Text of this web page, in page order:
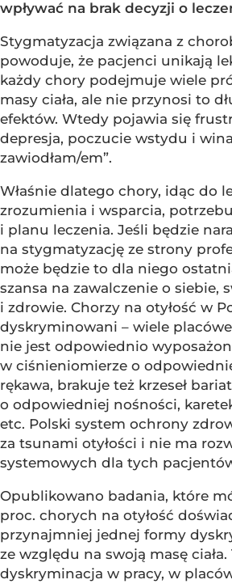
wpływać na brak decyzji o
Stygmatyzacja związana z
powoduje, że pacjenci unikają
każdy chory podejmuje wiele
masy ciała, ale nie przynosi to
efektów. Wtedy pojawia się
depresja, poczucie wstydu i
zawiodłam/em”.
Właśnie dlatego chory, idąc do
zrozumienia i wsparcia,
i planu leczenia. Jeśli będzie
na stygmatyzację ze strony
może będzie to dla niego
szansa na zawalczenie o siebie,
i zdrowie. Chorzy na otyłość w
dyskryminowani – wiele
nie jest odpowiednio
w ciśnieniomierze o
rękawa, brakuje też krzeseł
o odpowiedniej nośności,
etc. Polski system ochrony
za tsunami otyłości i nie ma
systemowych dla tych
Opublikowano badania, które
proc. chorych na otyłość
przynajmniej jednej formy
ze względu na swoją masę ciała.
dyskryminacja w pracy, w